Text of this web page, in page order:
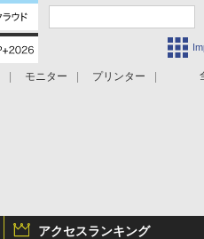
モニター
プリンター
アクセスランキング